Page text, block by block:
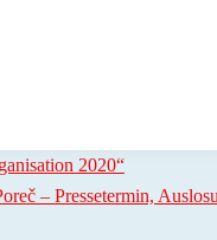
2020“
– Pressetermin,